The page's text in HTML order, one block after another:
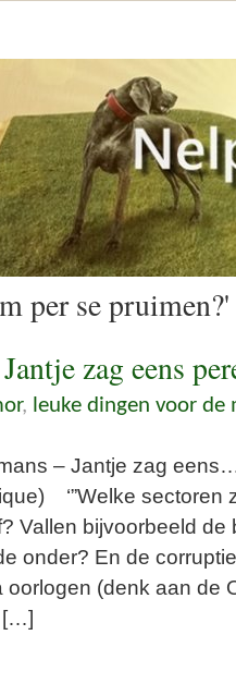
per se pruimen?'
zag eens
, leuke dingen voor de
– Jantje zag
‘”Welke sectoren
Vallen bijvoorbeeld de
onder? En de
oorlogen (denk aan de
[…]